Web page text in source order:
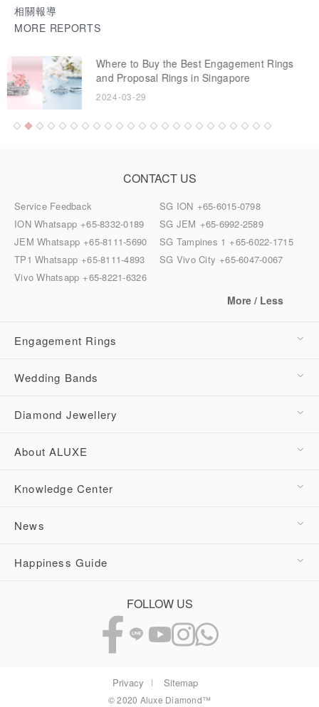
相關報導
MORE REPORTS
Taiwanese jewellery brand Aluxe opens
first store in Singapore
2023-06-16
CONTACT US
Service Feedback SG ION +65-6015-0798
ION Whatsapp +65-8332-0189 SG JEM +65-6992-2589
JEM Whatsapp +65-8111-5690 SG Tampines 1 +65-6022-1715
TP1 Whatsapp +65-8111-4893 SG Vivo City +65-6047-0067
Vivo Whatsapp +65-8221-6326
More / Less
Engagement Rings
Wedding Bands
Diamond Jewellery
About ALUXE
Knowledge Center
News
Happiness Guide
FOLLOW US
Privacy Sitemap
© 2020 Aluxe Diamond™